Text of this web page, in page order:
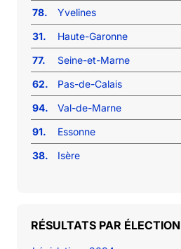
78.
Yvelines
31.
Haute-Garonne
77.
Seine-et-Marne
62.
Pas-de-Calais
94.
Val-de-Marne
91.
Essonne
38.
Isère
RÉSULTATS PAR ÉLECTION